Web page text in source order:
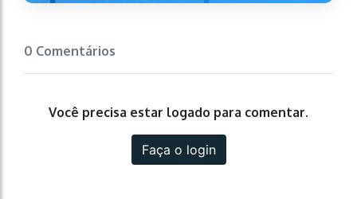
0 Comentários
Você precisa estar logado para comentar.
Faça o login